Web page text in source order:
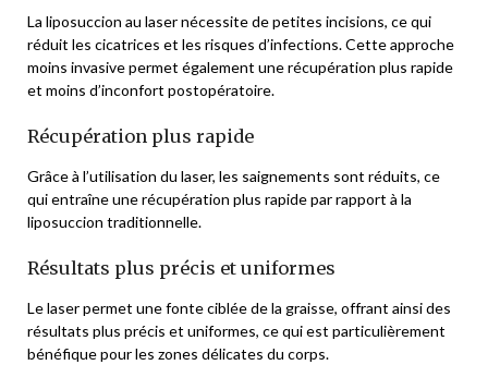
La liposuccion au laser nécessite de petites incisions, ce qui
réduit les cicatrices et les risques d’infections. Cette approche
moins invasive permet également une récupération plus rapide
et moins d’inconfort postopératoire.
Récupération plus rapide
Grâce à l’utilisation du laser, les saignements sont réduits, ce
qui entraîne une récupération plus rapide par rapport à la
liposuccion traditionnelle.
Résultats plus précis et uniformes
Le laser permet une fonte ciblée de la graisse, offrant ainsi des
résultats plus précis et uniformes, ce qui est particulièrement
bénéfique pour les zones délicates du corps.